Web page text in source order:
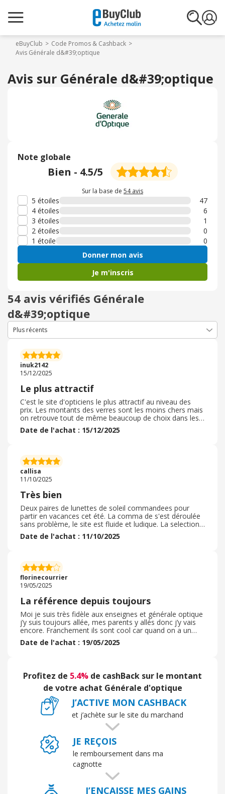
eBuyClub
Code Promos & Cashback
Avis Générale d&#39;optique
Avis sur Générale d&#39;optique
Note globale
Bien - 4.5/5
Sur la base de 54 avis
5 étoiles
47
4 étoiles
6
3 étoiles
1
2 étoiles
0
1 étoile
0
Donner mon avis
Je m'inscris
54 avis vérifiés Générale
d&#39;optique
inuk2142
15/12/2025
Le plus attractif
C'est le site d'opticiens le plus attractif au niveau des
prix. Les montants des verres sont les moins chers mais
on retrouve tout de même beaucoup de choix dans les
montures. Il y a aussi des marques pour plaire à tous les
profils. Du choix également dans les montures enfants.
pour moi mais aussi pour mon conjoint et l'une de mes
filles qui porte des lunettes. J'ai toujours été satisfaite de
mes achats.
Date de l'achat : 15/12/2025
callisa
11/10/2025
Très bien
Deux paires de lunettes de soleil commandees pour
partir en vacances cet été. La comma de s'est déroulée
sans problème, le site est fluide et ludique. La selection
des produit est facile, beaucoup de photos des articles.
Beaucoup de colories. Choix de livraison variés. Colis
correspondent parfaitement à ma morphologie. Les
couleurs sont respectées et la taille est parfaite. Utilisées
tout l'été. Nickel.
Date de l'achat : 11/10/2025
florinecourrier
19/05/2025
La référence depuis toujours
Moi je suis très fidèle aux enseignes et générale optique
j’y suis toujours allée, mes parents y allés donc j’y vais
encore. Franchement ils sont cool car quand on a un
problème ils le règlent au mieux et on ne paie pas. Ils le
vendent des lunettes pour enfant à cause de la taille
d’ancienne lunettes car les autres sont cassées. Alors
des neuve y seraient mieux mais on fait avec les
moyens du bord
Date de l'achat : 19/05/2025
Profitez de 5.4% de cashBack sur le montant
de votre achat Générale d'optique
J’ACTIVE MON CASHBACK
et j’achète sur le site du marchand
JE REÇOIS
le remboursement dans ma
cagnotte
J’ENCAISSE MES GAINS